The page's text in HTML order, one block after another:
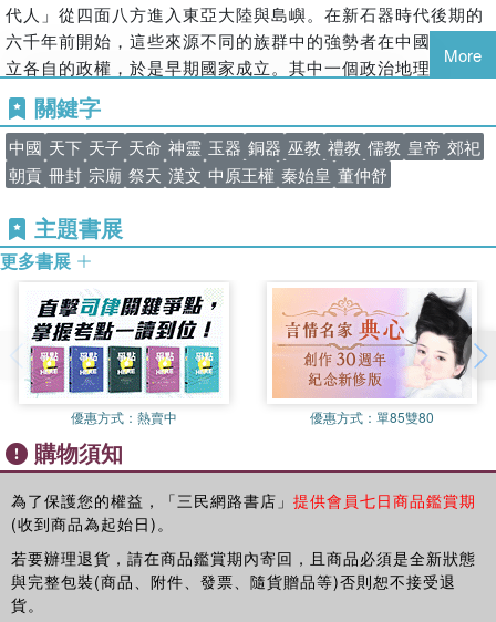
本書的關鍵字是「天」。若說中國王權（皇帝制度）的「理」
是由天的概念所架構出來，毫不誇張。它衍生出天下、天子、
天命、天理，甚至中國。皇帝制的核心理念是「天子受天命居
中國治天下」。而天則是百分之百來自宗教中的神觀。本書探
討此天的神觀的演變，以及如何締構了天下的政治領域與相應
的制度。若要說本書的論點有什麼特色，其一是宗教史的觀
點，追問天如何作為神觀，以及這套神觀如何規範了皇帝制
在的世界（東亞以至歐亞大陸）互動，所以我們在思考中國的
現象時，要考慮跨域的文化交流。
這本書當然是我的研究成果，我也為我的一家之言負責。由於
全書體例，我沒有詳細作註，書中的一些結論與創見應歸功於
其他學者，我也不掠美。即使書末的參考書目都無法詳盡臚
列。最後，謝謝幾年前李建民教授建議我撰此專書。謝謝二位
審查人的包容。他們知道許多課題可再細究，一些意見仁智互
見，但願意接納此書的出版。承審查人的好意，我希望我提出
的議題有所迴響，不負期待。也謝謝三民書局諸編輯費心，以
及與此「文明叢書」相關負責人。
甘懷真
2024 年7 月1 日
「國家」的成立與宗廟的功能
從秦的皇帝制度到西漢的天子觀
第二章 從巫教到禮宗教
巫教的誕生
作為宗教革命的「絕地天通」
從巫教到禮宗教
作為王權正當性的「致物」
所謂「道之以德，齊之以禮」
貨幣促成天下「定于一」
第三章 天∕上帝的成立
《詩經‧皇矣》中的周人上帝
司馬遷所說的「三河」王權與「中國」
從甲骨文到中國語的誕生
周的「轉向中國」
代人」從四面八方進入東亞大陸與島嶼。在新石器時代後期的
六千年前開始，這些來源不同的族群中的強勢者在中國各地建
立各自的政權，於是早期國家成立。其中一個政治地理區被歷
史學家稱為中原區。從距今四千年前開始，這裡出現強大的王
權，我們稱為中原王權或中國王權。雖然諸史實仍有爭議，但
此中國王權就是傳統史學所說的夏、商、周的「三代」。而此
三代王權之所以能支配其他政治／文化地理區，原因之一是新
制度是天下。
天下是一套國家宗教制度，作為中國王權（含傳統中國時期的
皇帝制度）的政體。探討天下政體可以有很多立場、觀點，本
書則著重在國家宗教的側面。作為國家宗教的天下制度，用最
簡單的話說如下：天是天下的主宰者，決定了天下的秩序原理
與規範。此原理與規範是為了人民能合理與幸福的生活。天作
為法則，它的原理要藉由行動者才能施用於地上，此行動者是
王者所領導的國家。所以天必須揀選合意的王者，此機制是天
命。我們要記住這套制度是一套宗教，它所說的天是神，秩序
與原理都具有宗教性的神力或魔法，是神聖的或神秘的。時至
今日，我們也不用再爭辯它是不是宗教，而是探討它是什麼樣
的宗教，在世界宗教史中的特色是什麼。天下制度作為宗教不
是來自於我們的定義，只要翻閱中國典籍中關於天下制度的記
載，即可見多處是關於諸神。只是我們要探究的是，如何從宗
教的側面看出此在歷史中變化的天下制度。好比我在前文中說
More
關鍵字
中國 天下 天子 天命 神靈 玉器 銅器 巫教 禮教 儒教 皇帝 郊祀
朝貢 冊封 宗廟 祭天 漢文 中原王權 秦始皇 董仲舒
主題書展
更多書展
優惠方式： 熱賣中 優惠方式： 單85雙80
購物須知
為了保護您的權益，「三民網路書店」 提供會員七日商品鑑賞期
(收到商品為起始日)。
若要辦理退貨，請在商品鑑賞期內寄回，且商品必須是全新狀態
與完整包裝(商品、附件、發票、隨貨贈品等)否則恕不接受退
貨。